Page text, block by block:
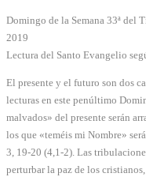
Domingo de la Semana 33ª del
2019
Lectura del Santo Evangelio
El presente y el futuro son dos
lecturas en este penúltimo
malvados» del presente serán
los que «teméis mi Nombre»
3, 19-20 (4,1-2). Las
perturbar la paz de los